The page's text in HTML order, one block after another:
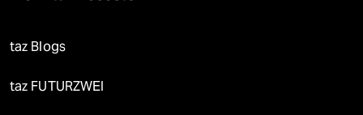
taz Blogs
taz FUTURZWEI